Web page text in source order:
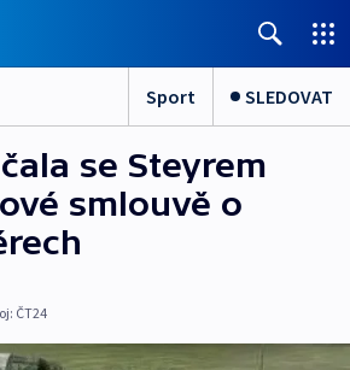
Sport SLEDOVAT
se Steyrem
smlouvě o
ČT24